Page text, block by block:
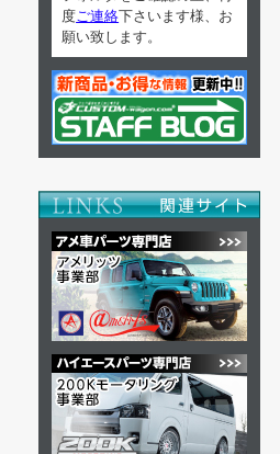
度 ご連絡下さいます様、お
願い致します。